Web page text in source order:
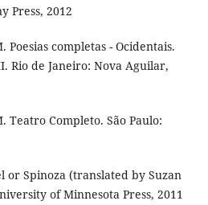
Press, 2012
Poesias completas - Ocidentais.
Rio de Janeiro: Nova Aguilar,
Teatro Completo. São Paulo:
or Spinoza (translated by Suzan
of Minnesota Press, 2011